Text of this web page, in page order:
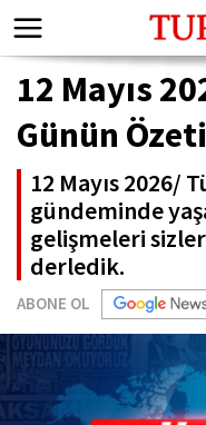
12 Mayıs
Günün Özeti
12 Mayıs 2026/
gündeminde
gelişmeleri
derledik.
ABONE OL